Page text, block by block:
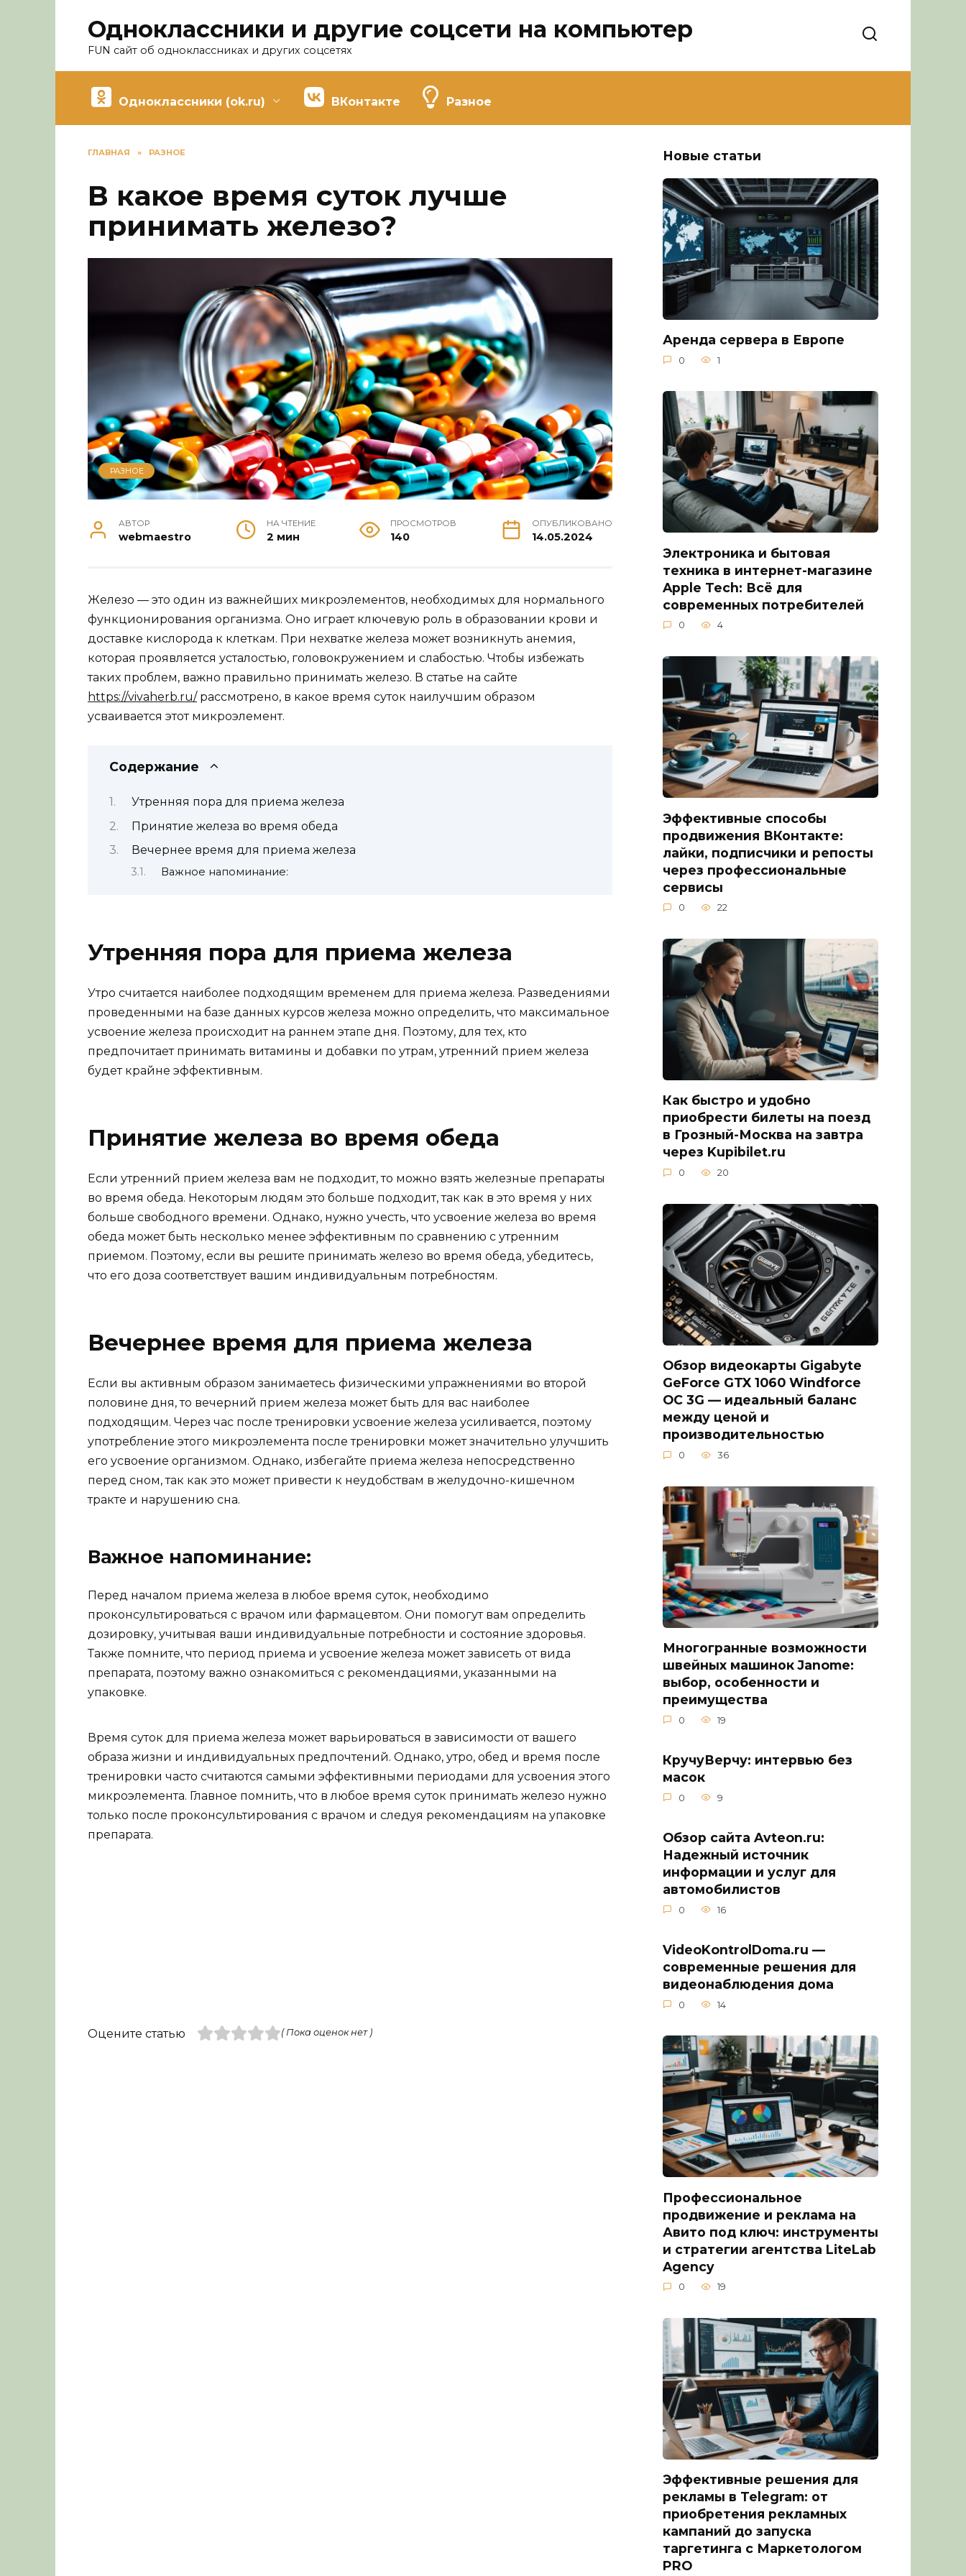
Одноклассники и другие соцсети на компьютер
FUN сайт об одноклассниках и других соцсетях
Одноклассники (ok.ru) ВКонтакте Разное
ГЛАВНАЯ » РАЗНОЕ
В какое время суток лучше
принимать железо?
РАЗНОЕ
АВТОР
webmaestro
НА ЧТЕНИЕ
2 мин
ПРОСМОТРОВ
140
ОПУБЛИКОВАНО
14.05.2024
Железо — это один из важнейших микроэлементов, необходимых для нормального
функционирования организма. Оно играет ключевую роль в образовании крови и
доставке кислорода к клеткам. При нехватке железа может возникнуть анемия,
которая проявляется усталостью, головокружением и слабостью. Чтобы избежать
таких проблем, важно правильно принимать железо. В статье на сайте
https://vivaherb.ru/рассмотрено, в какое время суток наилучшим образом
усваивается этот микроэлемент.
Содержание
Утренняя пора для приема железа
Принятие железа во время обеда
Вечернее время для приема железа
Важное напоминание:
Утренняя пора для приема железа
Утро считается наиболее подходящим временем для приема железа. Разведениями
проведенными на базе данных курсов железа можно определить, что максимальное
усвоение железа происходит на раннем этапе дня. Поэтому, для тех, кто
предпочитает принимать витамины и добавки по утрам, утренний прием железа
будет крайне эффективным.
Принятие железа во время обеда
Если утренний прием железа вам не подходит, то можно взять железные препараты
во время обеда. Некоторым людям это больше подходит, так как в это время у них
больше свободного времени. Однако, нужно учесть, что усвоение железа во время
обеда может быть несколько менее эффективным по сравнению с утренним
приемом. Поэтому, если вы решите принимать железо во время обеда, убедитесь,
что его доза соответствует вашим индивидуальным потребностям.
Вечернее время для приема железа
Если вы активным образом занимаетесь физическими упражнениями во второй
половине дня, то вечерний прием железа может быть для вас наиболее
подходящим. Через час после тренировки усвоение железа усиливается, поэтому
употребление этого микроэлемента после тренировки может значительно улучшить
его усвоение организмом. Однако, избегайте приема железа непосредственно
перед сном, так как это может привести к неудобствам в желудочно-кишечном
тракте и нарушению сна.
Важное напоминание:
Перед началом приема железа в любое время суток, необходимо
проконсультироваться с врачом или фармацевтом. Они помогут вам определить
дозировку, учитывая ваши индивидуальные потребности и состояние здоровья.
Также помните, что период приема и усвоение железа может зависеть от вида
препарата, поэтому важно ознакомиться с рекомендациями, указанными на
упаковке.
Время суток для приема железа может варьироваться в зависимости от вашего
образа жизни и индивидуальных предпочтений. Однако, утро, обед и время после
тренировки часто считаются самыми эффективными периодами для усвоения этого
микроэлемента. Главное помнить, что в любое время суток принимать железо нужно
только после проконсультирования с врачом и следуя рекомендациям на упаковке
препарата.
Оцените статью ( Пока оценок нет )
Новые статьи
Аренда сервера в Европе
0 1
Электроника и бытовая
техника в интернет-магазине
Apple Tech: Всё для
современных потребителей
0 4
Эффективные способы
продвижения ВКонтакте:
лайки, подписчики и репосты
через профессиональные
сервисы
0 22
Как быстро и удобно
приобрести билеты на поезд
в Грозный-Москва на завтра
через Kupibilet.ru
0 20
Обзор видеокарты Gigabyte
GeForce GTX 1060 Windforce
OC 3G — идеальный баланс
между ценой и
производительностью
0 36
Многогранные возможности
швейных машинок Janome:
выбор, особенности и
преимущества
0 19
КручуВерчу: интервью без
масок
0 9
Обзор сайта Avteon.ru:
Надежный источник
информации и услуг для
автомобилистов
0 16
VideoKontrolDoma.ru —
современные решения для
видеонаблюдения дома
0 14
Профессиональное
продвижение и реклама на
Авито под ключ: инструменты
и стратегии агентства LiteLab
Agency
0 19
Эффективные решения для
рекламы в Telegram: от
приобретения рекламных
кампаний до запуска
таргетинга с Маркетологом
PRO